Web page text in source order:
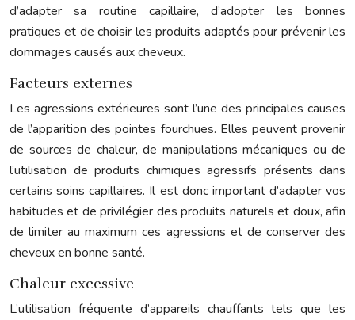
d’adapter sa routine capillaire, d’adopter les bonnes
pratiques et de choisir les produits adaptés pour prévenir les
dommages causés aux cheveux.
Facteurs externes
Les agressions extérieures sont l’une des principales causes
de l’apparition des pointes fourchues. Elles peuvent provenir
de sources de chaleur, de manipulations mécaniques ou de
l’utilisation de produits chimiques agressifs présents dans
certains soins capillaires. Il est donc important d’adapter vos
habitudes et de privilégier des produits naturels et doux, afin
de limiter au maximum ces agressions et de conserver des
cheveux en bonne santé.
Chaleur excessive
L’utilisation fréquente d’appareils chauffants tels que les